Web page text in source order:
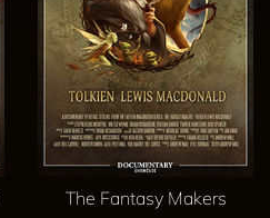
The Fantasy Makers